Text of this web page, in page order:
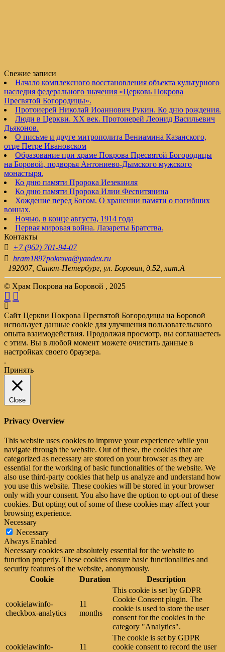
Свежие записи
Начало комплексного восстановления объекта культурного
наследия федерального значения «Церковь Покрова
Пресвятой Богородицы».
Протоиерей Николай Иоаннович Рукин. Ко дню рождения.
Люди в Церкви. XX век. Протоиерей Леонид Васильевич
Дьяконов.
О письме и друге митрополита Вениамина Казанского,
отце Петре Ивановском
Образование при храме Покрова Пресвятой Богородицы
на Боровой, подворья Антониево-Дымского мужского
монастыря.
Ко дню памяти Пророка Иезекииля
Ко дню памяти Пророка Илии Фесвитянина
Хождение перед Богом. О хранении памяти о погибших
воинах.
Ночью, в конце августа, 1914 года
Первая мировая война. Лазареты Братства.
Контакты
+7 (962) 701-94-07
hram1897pokrova@yandex.ru
192007, Санкт-Петербург, ул. Боровая, д.52, лит.А
© Храм Покрова на Боровой , 2025
Сайт Церкви Покрова Пресвятой Богородицы на Боровой
использует данные cookie для улучшения пользовательского
опыта взаимодействия. Продолжая просмотр, вы соглашаетесь
с этим. Вы в любой момент можете очистить данные в
настройках своего браузера.
.
Принять
Close
Privacy Overview
This website uses cookies to improve your experience while you
navigate through the website. Out of these, the cookies that are
categorized as necessary are stored on your browser as they are
essential for the working of basic functionalities of the website. We
also use third-party cookies that help us analyze and understand how
you use this website. These cookies will be stored in your browser
only with your consent. You also have the option to opt-out of these
cookies. But opting out of some of these cookies may affect your
browsing experience.
Necessary
Necessary
Always Enabled
Necessary cookies are absolutely essential for the website to
function properly. These cookies ensure basic functionalities and
security features of the website, anonymously.
Cookie
Duration Description
cookielawinfo-
checkbox-analytics
11
months
This cookie is set by GDPR
Cookie Consent plugin. The
cookie is used to store the user
consent for the cookies in the
category "Analytics".
cookielawinfo-
11
The cookie is set by GDPR
cookie consent to record the user